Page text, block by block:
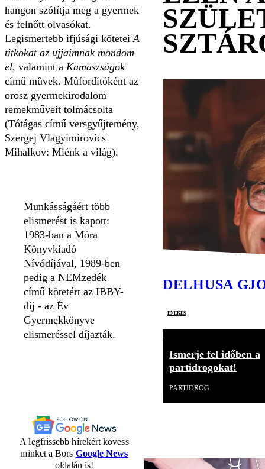
hangon szólítja meg a gyermek
és felnőtt olvasókat.
Legismertebb ifjúsági köteteiA
titkokat az ujjaimnak mondom
el, valamint a Kamaszságok
című művek. Műfordítóként az
orosz gyermekirodalom
remekműveit tolmácsolta
(Tótágas című versgyűjtemény,
Szergej Vlagyimirovics
Mihalkov: Miénk a világ).
Munkásságáért több
elismerést is kapott:
1983-ban a Móra
Könyvkiadó
Nívódíjával, 1989-ben
pedig a NEMzedék
című kötetért az IBBY-
díj - az Év
Gyermekkönyve
elismeréssel díjazták.
A legfrissebb hírekért kövess
minket a Bors Google News
oldalán is!
DELHUSA
énekes
Ismerje fel időben a
partidrogokat!
PARTIDROG